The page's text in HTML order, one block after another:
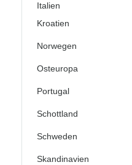
Italien
Kroatien
Norwegen
Osteuropa
Portugal
Schottland
Schweden
Skandinavien